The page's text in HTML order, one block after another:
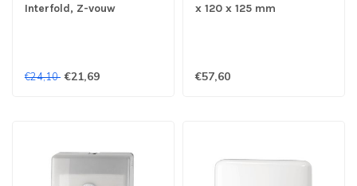
Interfold, Z-vouw
€24,10 €21,69
x 120 x 125 mm
€57,60